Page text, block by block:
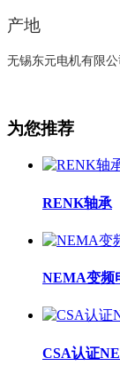
产地
无锡东元电机有限
为您推荐
RENK轴承
NEMA变频
CSA认证